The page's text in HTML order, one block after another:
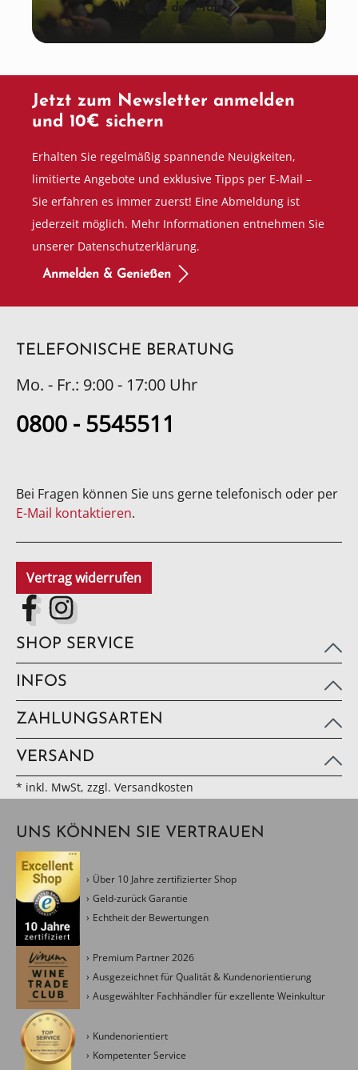
Wein aus der Pfalz
Jetzt zum Newsletter anmelden
und 10€ sichern
Erhalten Sie regelmäßig spannende Neuigkeiten,
limitierte Angebote und exklusive Tipps per E-Mail –
Sie erfahren es immer zuerst! Eine Abmeldung ist
jederzeit möglich. Mehr Informationen entnehmen Sie
unserer Datenschutzerklärung.
Anmelden & Genießen
TELEFONISCHE BERATUNG
Mo. - Fr.: 9:00 - 17:00 Uhr
0800 - 5545511
Bei Fragen können Sie uns gerne telefonisch oder per
E-Mail kontaktieren.
Vertrag widerrufen
SHOP SERVICE
INFOS
ZAHLUNGSARTEN
VERSAND
* inkl. MwSt, zzgl. Versandkosten
UNS KÖNNEN SIE VERTRAUEN
Über 10 Jahre zertifizierter Shop
Geld-zurück Garantie
Echtheit der Bewertungen
Premium Partner 2026
Ausgezeichnet für Qualität & Kundenorientierung
Ausgewählter Fachhändler für exzellente Weinkultur
Kundenorientiert
Kompetenter Service